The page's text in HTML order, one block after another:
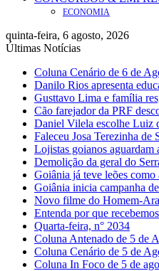
ECONOMIA
quinta-feira, 6 agosto, 2026
Últimas Notícias
Coluna Cenário de 6 de
Danilo Rios apresenta
Gusttavo Lima e família
Cão farejador da PRF
Daniel Vilela escolhe Luiz
Faleceu Josa Terezinha
Lojistas goianos aguardam
Demolição da geral do
Goiânia já teve leões como
Goiânia inicia campanha
Novo filme do Homem-
Entenda por que
Quarta-feira, n° 2034
Coluna Antenado de 5 de
Coluna Cenário de 5 de
Coluna In Foco de 5 de